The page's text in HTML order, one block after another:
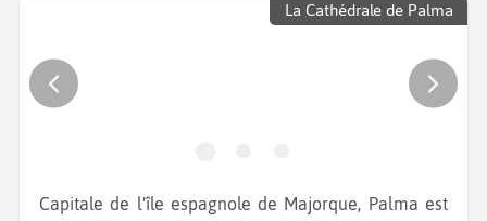
La Cathédrale de Palma
Capitale de l'île espagnole de Majorque, Palma est